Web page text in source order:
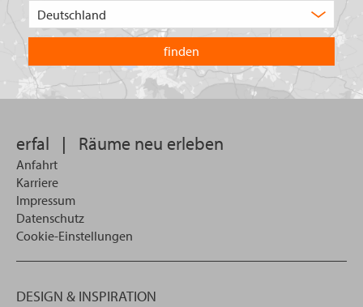
in
welchem
Land
Sie
suchen
erfal | Räume neu erleben
Anfahrt
Karriere
Impressum
Datenschutz
Cookie-Einstellungen
DESIGN & INSPIRATION